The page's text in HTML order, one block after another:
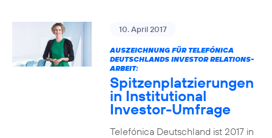
10. April 2017
AUSZEICHNUNG FÜR TELEFÓNICA
DEUTSCHLANDS INVESTOR RELATIONS-
ARBEIT:
Spitzenplatzierungen
in Institutional
Investor-Umfrage
Telefónica Deutschland ist 2017 in